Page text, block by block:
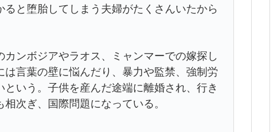
と堕胎してしまう夫婦がたくさんいたから
ンボジアやラオス、ミャンマーでの嫁探し
言葉の壁に悩んだり、暴力や監禁、強制労
いう。子供を産んだ途端に離婚され、行き
次ぎ、国際問題になっている。